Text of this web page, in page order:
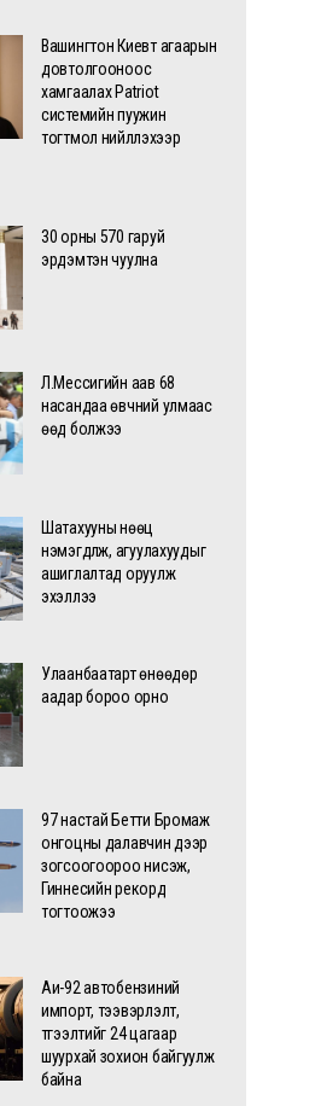
Вашингтон Киевт агаарын
довтолгооноос
хамгаалах Patriot
системийн пуужин
тогтмол нийлүүлэхээр
30 орны 570 гаруй
эрдэмтэн чуулна
Л.Мессигийн аав 68
насандаа өвчний улмаас
өөд болжээ
Шатахууны нөөц
нэмэгдүүлж, агуулахуудыг
ашиглалтад оруулж
эхэллээ
Улаанбаатарт өнөөдөр
аадар бороо орно
97 настай Бетти Бромаж
онгоцны далавчин дээр
зогсоогоороо нисэж,
Гиннесийн рекорд
тогтоожээ
Аи-92 автобензиний
импорт, тээвэрлэлт,
түгээлтийг 24 цагаар
шуурхай зохион байгуулж
байна